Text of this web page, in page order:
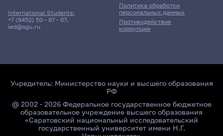
International Students:
+7 (8452) 50 - 87 - 07,
ied@sgu.ru
Политика обработки
персональных данных
Противодействие
коррупции
Учредитель: Министерство науки и высшего образования
РФ
@ 2002 - 2026 Федеральное государственное бюджетное
образовательное учреждение высшего образования
«Саратовский национальный исследовательский
государственный университет имени Н.Г.